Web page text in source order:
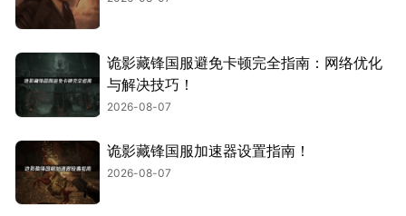
诡影藏锋国服避免卡顿完全指南：网络优化
与解决技巧！
2026-08-07
诡影藏锋国服加速器设置指南！
2026-08-07